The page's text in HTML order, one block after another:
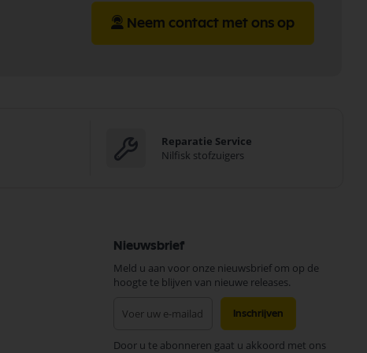
Neem contact met ons op
Reparatie Service
Nilfisk stofzuigers
Nieuwsbrief
Meld u aan voor onze nieuwsbrief om op de
hoogte te blijven van nieuwe releases.
onze
Inschrijven
Door u te abonneren gaat u akkoord met ons